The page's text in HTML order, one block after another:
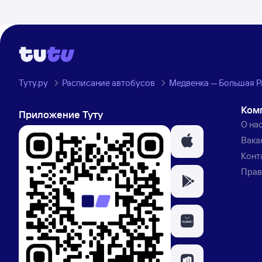
Туту.ру Расписание автобусов Медвенка — Большая
Приложение Туту
О